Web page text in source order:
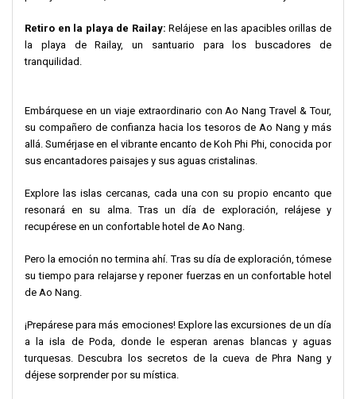
Retiro en la playa de Railay: Relájese en las apacibles orillas de
la playa de Railay, un santuario para los buscadores de
tranquilidad.
Embárquese en un viaje extraordinario con Ao Nang Travel & Tour,
su compañero de confianza hacia los tesoros de Ao Nang y más
allá. Sumérjase en el vibrante encanto de Koh Phi Phi, conocida por
sus encantadores paisajes y sus aguas cristalinas.
Explore las islas cercanas, cada una con su propio encanto que
resonará en su alma. Tras un día de exploración, relájese y
recupérese en un confortable hotel de Ao Nang.
Pero la emoción no termina ahí. Tras su día de exploración, tómese
su tiempo para relajarse y reponer fuerzas en un confortable hotel
de Ao Nang.
¡Prepárese para más emociones! Explore las excursiones de un día
a la isla de Poda, donde le esperan arenas blancas y aguas
turquesas. Descubra los secretos de la cueva de Phra Nang y
déjese sorprender por su mística.